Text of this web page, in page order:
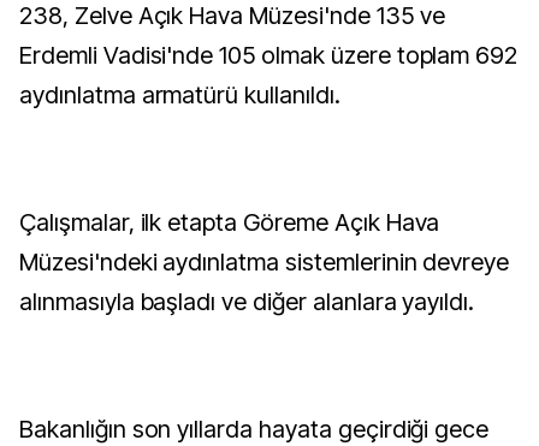
238, Zelve Açık Hava Müzesi'nde 135 ve
Erdemli Vadisi'nde 105 olmak üzere toplam 692
aydınlatma armatürü kullanıldı.
Çalışmalar, ilk etapta Göreme Açık Hava
Müzesi'ndeki aydınlatma sistemlerinin devreye
alınmasıyla başladı ve diğer alanlara yayıldı.
Bakanlığın son yıllarda hayata geçirdiği gece